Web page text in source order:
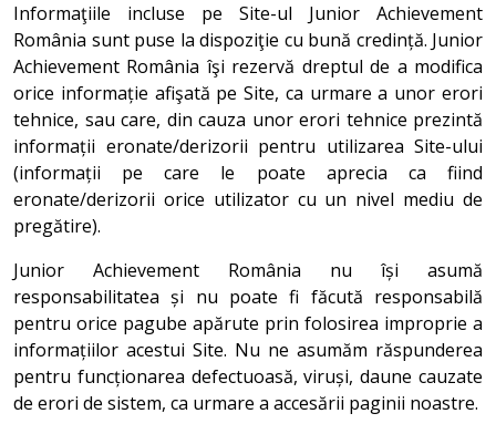
Informaţiile incluse pe Site-ul Junior Achievement
România sunt puse la dispoziţie cu bună credință. Junior
Achievement România îşi rezervă dreptul de a modifica
orice informație afişată pe Site, ca urmare a unor erori
tehnice, sau care, din cauza unor erori tehnice prezintă
informații eronate/derizorii pentru utilizarea Site-ului
(informații pe care le poate aprecia ca fiind
eronate/derizorii orice utilizator cu un nivel mediu de
pregătire).
Junior Achievement România nu își asumă
responsabilitatea și nu poate fi făcută responsabilă
pentru orice pagube apărute prin folosirea improprie a
informațiilor acestui Site. Nu ne asumăm răspunderea
pentru funcționarea defectuoasă, viruși, daune cauzate
de erori de sistem, ca urmare a accesării paginii noastre.